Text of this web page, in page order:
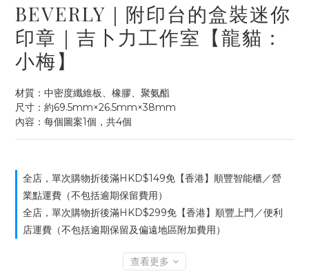
BEVERLY｜附印台的盒裝迷你
印章｜吉卜力工作室【龍貓：
小梅】
材質：中密度纖維板、橡膠、聚氨酯
尺寸：約69.5mm×26.5mm×38mm
內容：每個圖案1個，共4個
全店，單次購物折後滿HKD$149免【香港】順豐智能櫃／營
業點運費（不包括逾期保留費用）
全店，單次購物折後滿HKD$299免【香港】順豐上門／便利
店運費（不包括逾期保留及偏遠地區附加費用）
查看更多